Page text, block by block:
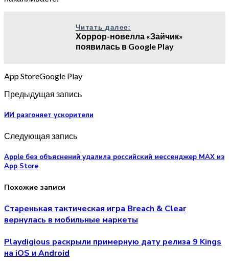
Читать далее:
Хоррор-новелла «Зайчик»
появилась в Google Play
App StoreGoogle Play
Предыдущая запись
ИИ разгоняет ускорители
Следующая запись
Apple без объяснений удалила российский мессенджер MAX из
App Store
Похожие записи
Старенькая тактическая игра Breach & Clear
вернулась в мобильные маркеты
Playdigious раскрыли примерную дату релиза 9 Kings
на iOS и Android